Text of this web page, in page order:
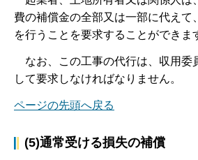
費の補償金の全部又は一部に代えて
を行うことを要求することができま
なお、この工事の代行は、収用委
して要求しなければなりません。
ページの先頭へ戻る
(5)通常受ける損失の補償